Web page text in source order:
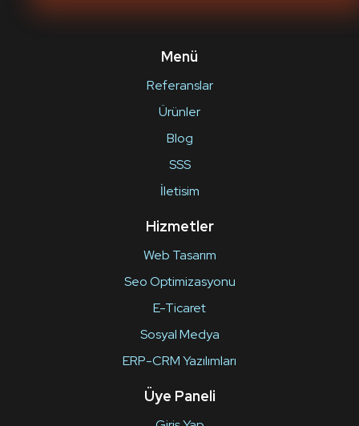
Menü
Referanslar
Ürünler
Blog
SSS
İletisim
Hizmetler
Web Tasarım
Seo Optimizasyonu
E-Ticaret
Sosyal Medya
ERP-CRM Yazılımları
Üye Paneli